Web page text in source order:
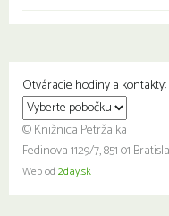
Otváracie hodiny a kontakty:
© Knižnica Petržalka
Fedinova 1129/7, 851 01
Web od 2day.sk